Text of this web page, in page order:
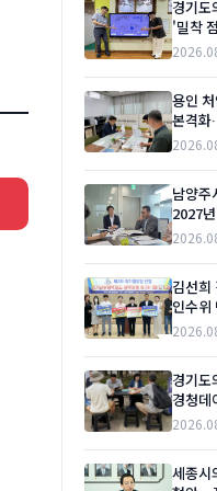
경기도
'밀착
용인
본격화
나섰다
남양주
2027
방안 마
김선희
인수위
경기도
경청데
세종시